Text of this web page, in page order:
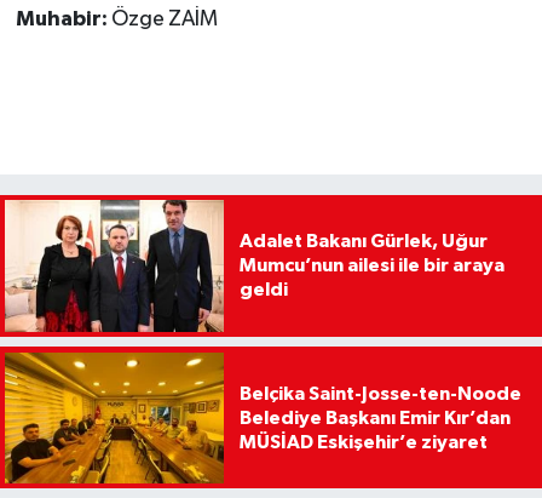
Muhabir: Özge ZAİM
Adalet Bakanı Gürlek, Uğur
Mumcu’nun ailesi ile bir araya
geldi
Belçika Saint-Josse-ten-Noode
Belediye Başkanı Emir Kır’dan
MÜSİAD Eskişehir’e ziyaret